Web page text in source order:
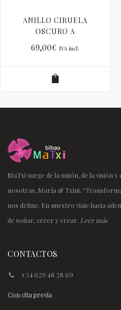
ANILLO CIRUELA
OSCURO A
69,00€ IVA incl.
MaTxi surge de la unión, de la visión
nosotras, María & Txini.
nos define. En nuestro viaje hacia
de soñar, creer y crear. Leer más
CONTACTOS
+34 629 48 28 69
Con cita previa